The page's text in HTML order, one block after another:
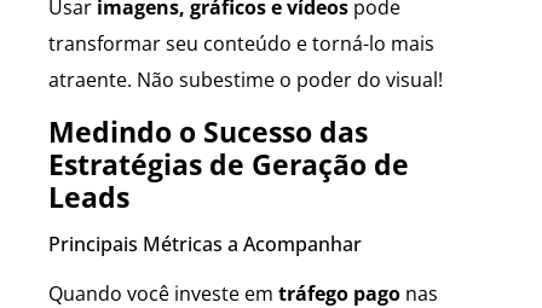
Usar imagens, gráficos e vídeos pode
transformar seu conteúdo e torná-lo mais
atraente. Não subestime o poder do visual!
Medindo o Sucesso das
Estratégias de Geração de
Leads
Principais Métricas a Acompanhar
Quando você investe em tráfego pago nas